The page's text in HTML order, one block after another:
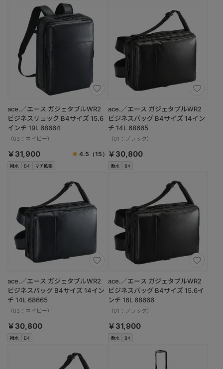
撥水 B4 マチ拡張
ace.／エース ガジェタブルWR2
ビジネスリュック B4サイズ 15.6
インチ 19L 68664
（03：ネイビー）
￥31,900 4.5 （15）
撥水 B4
ace.／エース ガジェタブルWR2
ビジネスバッグ B4サイズ 14イン
チ 14L 68665
（01：ブラック）
￥30,800
撥水 B4
ace.／エース ガジェタブルWR2
ビジネスバッグ B4サイズ 14イン
チ 14L 68665
（03：ネイビー）
￥30,800
撥水 B4
ace.／エース ガジェタブルWR2
ビジネスバッグ B4サイズ 15.6イ
ンチ 16L 68666
（01：ブラック）
￥31,900